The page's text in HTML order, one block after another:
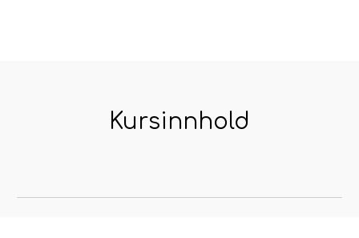
Kursinnhold